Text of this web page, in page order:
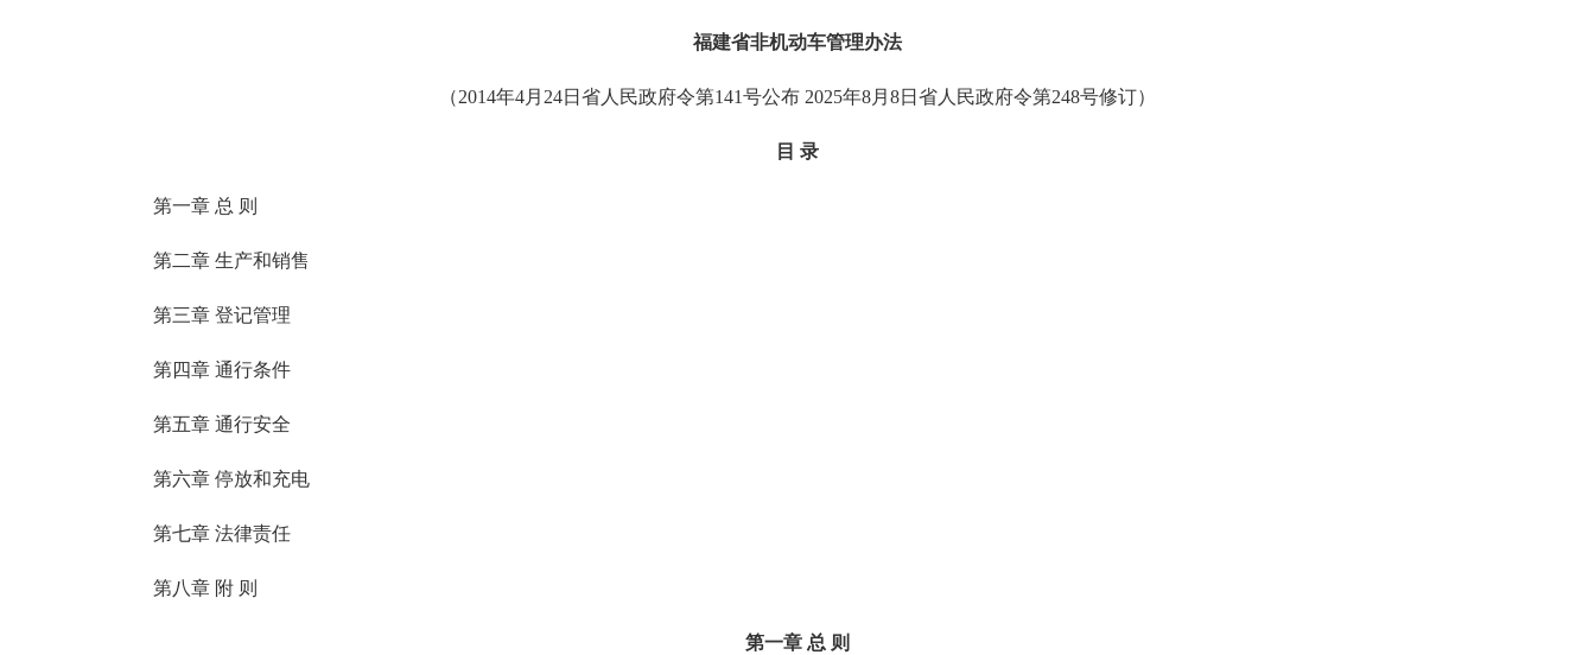
福建省非机动车管理办法
（2014年4月24日省人民政府令第141号公布 2025年8月8日省人民政府令第248号修订）
目 录
第一章 总 则
第二章 生产和销售
第三章 登记管理
第四章 通行条件
第五章 通行安全
第六章 停放和充电
第七章 法律责任
第八章 附 则
第一章 总 则